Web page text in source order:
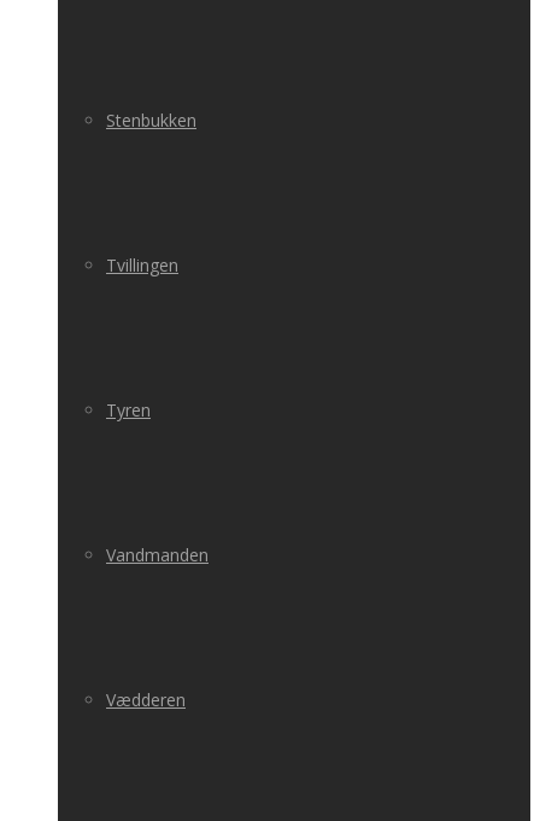
Stenbukken
Tvillingen
Tyren
Vandmanden
Vædderen